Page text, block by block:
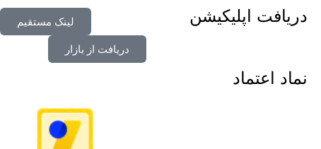
دریافت اپلیکیشن لینک مستقیم
دریافت از بازار
نماد اعتماد